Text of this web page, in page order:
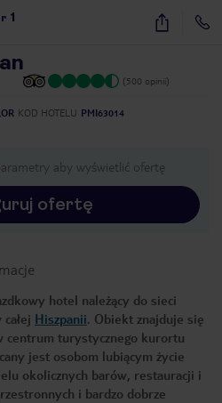
1 27
(500 opinii)
KOD HOTELU PMI63014
aby wyświetlić ofertę
ofertę
hotel należący do sieci
Hiszpanii. Obiekt znajduje się
centrum turystycznego kurortu
jest osobom lubiącym życie
okolicznych barów, restauracji i
i bardzo dobrze